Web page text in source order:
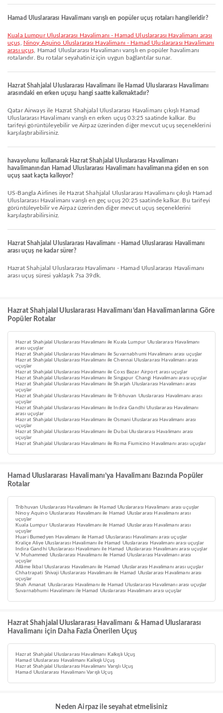
Hamad Uluslararası Havalimanı varışlı en popüler uçuş rotaları hangileridir?
Kuala Lumpur Uluslararası Havalimanı - Hamad Uluslararası Havalimanı arası
uçuş
Ninoy Aquino Uluslararası Havalimanı - Hamad Uluslararası Havalimanı
arası uçuş , Hamad Uluslararası Havalimanı varışlı en popüler havalimanı
rotalarıdır. Bu rotalar seyahatiniz için uygun bağlantılar sunar.
Hazrat Shahjalal Uluslararası Havalimanı ile Hamad Uluslararası Havalimanı
arasındaki en erken uçuşu hangi saatte kalkmaktadır?
Qatar Airways ile Hazrat Shahjalal Uluslararası Havalimanı çıkışlı Hamad
Uluslararası Havalimanı varışlı en erken uçuş 03:25 saatinde kalkar. Bu
tarifeyi görüntüleyebilir ve Airpaz üzerinden diğer mevcut uçuş seçeneklerini
karşılaştırabilirsiniz.
havayolunu kullanarak Hazrat Shahjalal Uluslararası Havalimanı
havalimanından Hamad Uluslararası Havalimanı havalimanına giden en son
uçuş saat kaçta kalkıyor?
US-Bangla Airlines ile Hazrat Shahjalal Uluslararası Havalimanı çıkışlı Hamad
Uluslararası Havalimanı varışlı en geç uçuş 20:25 saatinde kalkar. Bu tarifeyi
görüntüleyebilir ve Airpaz üzerinden diğer mevcut uçuş seçeneklerini
karşılaştırabilirsiniz.
Hazrat Shahjalal Uluslararası Havalimanı - Hamad Uluslararası Havalimanı
arası uçuş ne kadar sürer?
Hazrat Shahjalal Uluslararası Havalimanı - Hamad Uluslararası Havalimanı
arası uçuş süresi yaklaşık 7sa 39dk.
Hazrat Shahjalal Uluslararası Havalimanı’dan Havalimanlarına Göre
Popüler Rotalar
Hazrat Shahjalal Uluslararası Havalimanı ile Kuala Lumpur Uluslararası Havalimanı
arası uçuşlar
Hazrat Shahjalal Uluslararası Havalimanı ile Suvarnabhumi Havalimanı arası uçuşlar
Hazrat Shahjalal Uluslararası Havalimanı ile Chennai Uluslararası Havalimanı arası
uçuşlar
Hazrat Shahjalal Uluslararası Havalimanı ile Coxs Bazar Airport arası uçuşlar
Hazrat Shahjalal Uluslararası Havalimanı ile Singapur Changi Havalimanı arası uçuşlar
Hazrat Shahjalal Uluslararası Havalimanı ile Sharjah Uluslararası Havalimanı arası
uçuşlar
Hazrat Shahjalal Uluslararası Havalimanı ile Tribhuvan Uluslararası Havalimanı arası
uçuşlar
Hazrat Shahjalal Uluslararası Havalimanı ile Indira Gandhi Uluslararası Havalimanı
arası uçuşlar
Hazrat Shahjalal Uluslararası Havalimanı ile Osmani Uluslararası Havalimanı arası
uçuşlar
Hazrat Shahjalal Uluslararası Havalimanı ile Dubai Uluslararası Havalimanı arası
uçuşlar
Hazrat Shahjalal Uluslararası Havalimanı ile Roma Fiumicino Havalimanı arası uçuşlar
Hamad Uluslararası Havalimanı’ya Havalimanı Bazında Popüler
Rotalar
Tribhuvan Uluslararası Havalimanı ile Hamad Uluslararası Havalimanı arası uçuşlar
Ninoy Aquino Uluslararası Havalimanı ile Hamad Uluslararası Havalimanı arası
uçuşlar
Kuala Lumpur Uluslararası Havalimanı ile Hamad Uluslararası Havalimanı arası
uçuşlar
Huari Bumedyen Havalimanı ile Hamad Uluslararası Havalimanı arası uçuşlar
Kraliçe Aliye Uluslararası Havalimanı ile Hamad Uluslararası Havalimanı arası uçuşlar
Indira Gandhi Uluslararası Havalimanı ile Hamad Uluslararası Havalimanı arası uçuşlar
V. Muhammed Uluslararası Havalimanı ile Hamad Uluslararası Havalimanı arası
uçuşlar
Allâme İkbal Uluslararası Havalimanı ile Hamad Uluslararası Havalimanı arası uçuşlar
Chhatrapati Shivaji Uluslararası Havalimanı ile Hamad Uluslararası Havalimanı arası
uçuşlar
Shah Amanat Uluslararası Havalimanı ile Hamad Uluslararası Havalimanı arası uçuşlar
Suvarnabhumi Havalimanı ile Hamad Uluslararası Havalimanı arası uçuşlar
Hazrat Shahjalal Uluslararası Havalimanı & Hamad Uluslararası
Havalimanı için Daha Fazla Önerilen Uçuş
Hazrat Shahjalal Uluslararası Havalimanı Kalkışlı Uçuş
Hamad Uluslararası Havalimanı Kalkışlı Uçuş
Hazrat Shahjalal Uluslararası Havalimanı Varışlı Uçuş
Hamad Uluslararası Havalimanı Varışlı Uçuş
Neden Airpaz ile seyahat etmelisiniz